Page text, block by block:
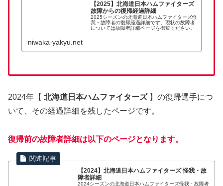
【2025】北海道日本ハムファイターズ
故障からの復帰経過詳細
2025シーズンの北海道日本ハムファイターズ怪
我・故障者の復帰経過詳細です。現状の故障者
については故障者詳細ページを御覧ください。
niwaka-yakyu.net
2024年【 北海道日本ハムファイターズ】の復帰選手につ
いて、その経過詳細を残したページです。
復帰前の故障者詳細は以下のページとなります。
【2024】北海道日本ハムファイターズ 怪我・故
障者詳細
2024シーズンの北海道日本ハムファイターズ怪我・故障者